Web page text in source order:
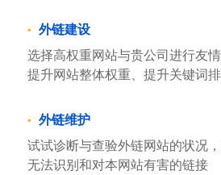
外链建设
选择高权重网站与贵公司进行友
提升网站整体权重、提升关键词
外链维护
试试诊断与查验外链网站的状况
无法识别和对本网站有害的链接